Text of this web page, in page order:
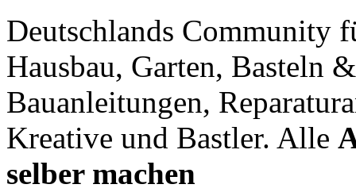
Deutschlands Community
Hausbau, Garten, Basteln
Bauanleitungen,
Kreative und Bastler. Alle
selber machen